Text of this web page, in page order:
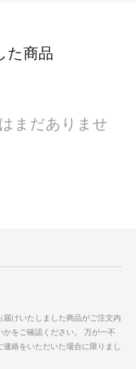
た商品
まだありませ
けいたしました商品がご注文内
をご確認ください。 万が一不
絡をいただいた場合に限りまし